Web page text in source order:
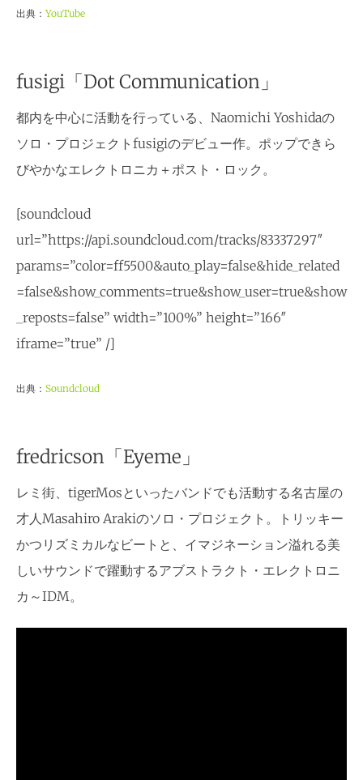
出典： YouTube
fusigi「Dot Communication」
都内を中心に活動を行っている、Naomichi Yoshidaの
ソロ・プロジェクトfusigiのデビュー作。ポップできら
びやかなエレクトロニカ＋ポスト・ロック。
[soundcloud
url=”https://api.soundcloud.com/tracks/83337297″
params=”color=ff5500&auto_play=false&hide_related
=false&show_comments=true&show_user=true&show
_reposts=false” width=”100%” height=”166″
iframe=”true” /]
出典： Soundcloud
fredricson「Eyeme」
レミ街、tigerMosといったバンドでも活動する名古屋の
才人Masahiro Arakiのソロ・プロジェクト。トリッキー
かつリズミカルなビートと、イマジネーション溢れる美
しいサウンドで躍動するアブストラクト・エレクトロニ
カ～IDM。